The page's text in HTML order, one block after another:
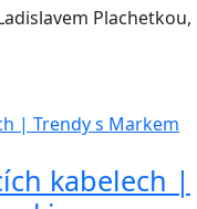
Plachetkou,
kabelech |